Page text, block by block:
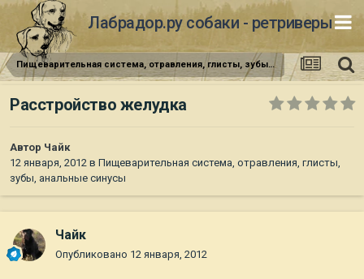
Лабрадор.ру собаки - ретриверы
Пищеварительная система, отравления, глисты, зубы, анальные синусы
Расстройство желудка
Автор Чайк
12 января, 2012 в Пищеварительная система, отравления, глисты,
зубы, анальные синусы
Чайк
Опубликовано 12 января, 2012